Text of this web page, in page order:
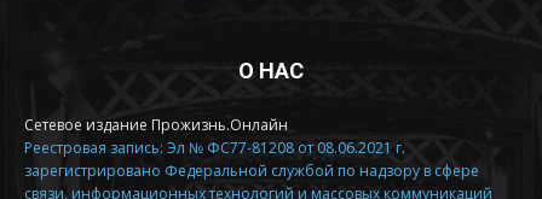
О НАС
Сетевое издание Прожизнь.Онлайн
Реестровая запись: Эл № ФС77-81208 от 08.06.2021 г.
зарегистрировано Федеральной службой по надзору в сфере
связи, информационных технологий и массовых коммуникаций